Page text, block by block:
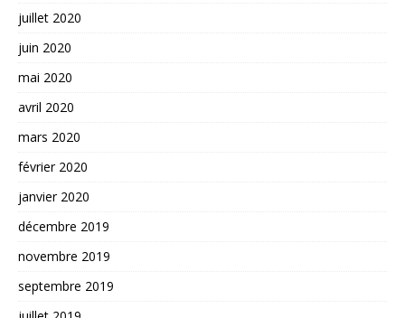
juillet 2020
juin 2020
mai 2020
avril 2020
mars 2020
février 2020
janvier 2020
décembre 2019
novembre 2019
septembre 2019